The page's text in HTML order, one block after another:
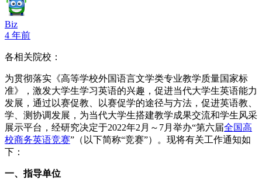
Biz
4 年前
各相关院校：
为贯彻落实《高等学校外国语言文学类专业教学质量国家标
准》，激发大学生学习英语的兴趣，促进当代大学生英语能力
发展，通过以赛促教、以赛促学的途径与方法，促进英语教、
学、测协调发展，为当代大学生搭建教学成果交流和学生风采
展示平台，经研究决定于2022年2月～7月举办“第六届全国高
校商务英语竞赛”（以下简称“竞赛”）。现将有关工作通知如
下：
一、指导单位